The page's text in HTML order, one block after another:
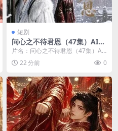
短剧
问心之不待君恩（47集）AI短
剧 (2026)
片名：问心之不待君恩（47集）AI
短剧 (2026) 分类：短剧 年份：202
6... 22 分前 0